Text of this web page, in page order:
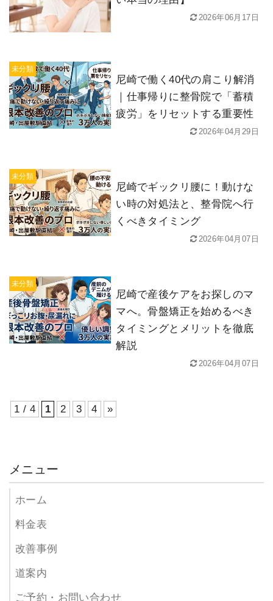
2026年06月17日
未分類
尼崎で働く40代の肩こり解消
｜仕事帰りに整骨院で「蓄積
疲労」をリセットする重要性
2026年04月29日
未分類
尼崎でギックリ腰に！動けな
い時の対処法と、整骨院へ行
くべきタイミング
2026年04月07日
未分類
尼崎で産後ケアをお探しのマ
マへ。骨盤矯正を始めるべき
タイミングとメリットを徹底
解説
2026年04月07日
1 / 4 1 2 3 4 »
メニュー
ホーム
料金表
改善事例
道案内
ご予約・お問い合わせ